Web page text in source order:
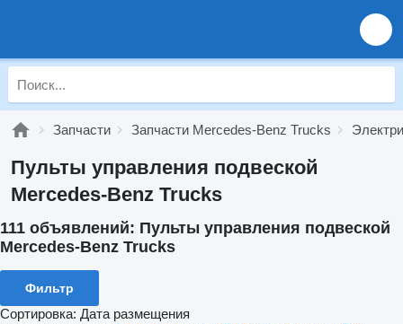
Запчасти Запчасти Mercedes-Benz Trucks
Пульты управления подвеской
Mercedes-Benz Trucks
111 объявлений: Пульты управления подвеской
Mercedes-Benz Trucks
Фильтр
Сортировка: Дата размещения